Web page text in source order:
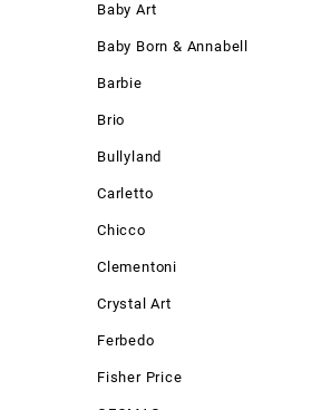
Baby Art
Baby Born & Annabell
Barbie
Brio
Bullyland
Carletto
Chicco
Clementoni
Crystal Art
Ferbedo
Fisher Price